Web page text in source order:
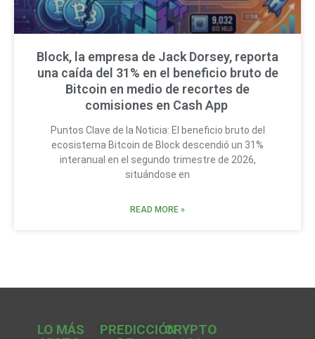
Block, la empresa de Jack Dorsey, reporta
una caída del 31% en el beneficio bruto de
Bitcoin en medio de recortes de
comisiones en Cash App
Puntos Clave de la Noticia: El beneficio bruto del
ecosistema Bitcoin de Block descendió un 31%
interanual en el segundo trimestre de 2026,
situándose en
READ MORE »
LO MÁS
PREDICCIÓNCRYPTO